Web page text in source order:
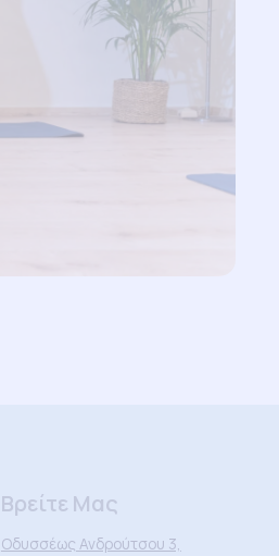
Βρείτε Μας
Οδυσσέως Ανδρούτσου 3,